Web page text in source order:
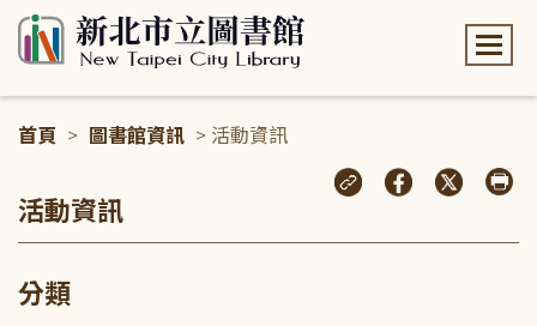
首頁 > 圖書館資訊 > 活動資訊
活動資訊
分類